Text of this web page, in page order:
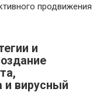
продвижения
и
и вирусный